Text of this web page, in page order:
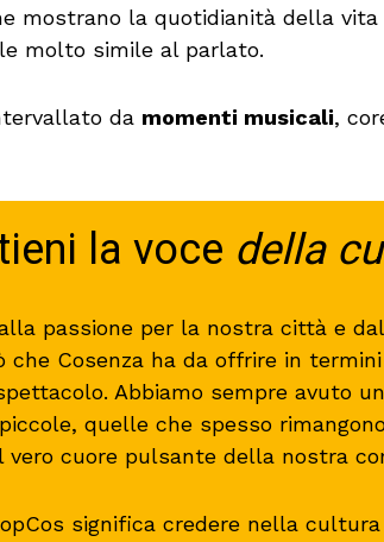
mostrano la quotidianità della
molto simile al parlato.
da momenti musicali,
la voce della
passione per la nostra città e
che Cosenza ha da offrire in
Abbiamo sempre avuto
quelle che spesso
vero cuore pulsante della nostra
significa credere nella cultura